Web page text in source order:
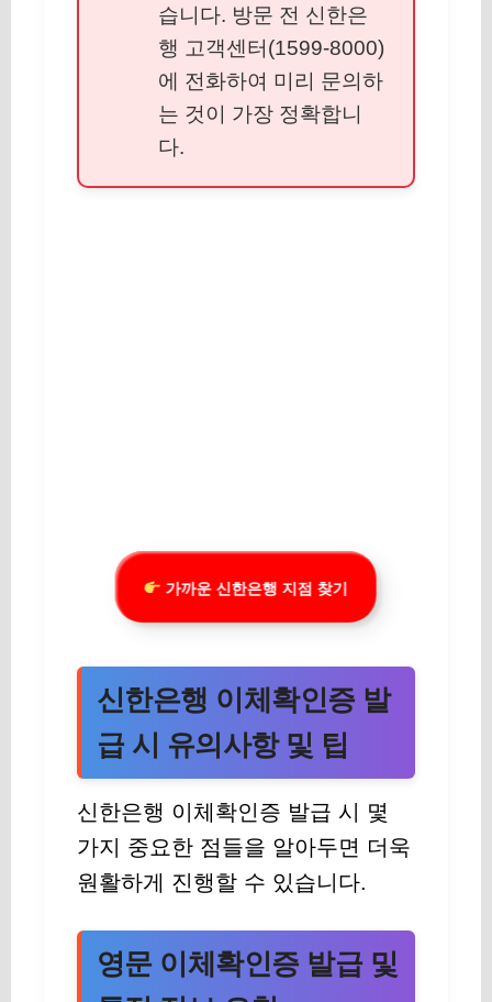
습니다. 방문 전 신한은
행 고객센터(1599-8000)
에 전화하여 미리 문의하
는 것이 가장 정확합니
다.
가까운 신한은행 지점 찾기
신한은행 이체확인증 발
급 시 유의사항 및 팁
신한은행 이체확인증 발급 시 몇
가지 중요한 점들을 알아두면 더욱
원활하게 진행할 수 있습니다.
영문 이체확인증 발급 및